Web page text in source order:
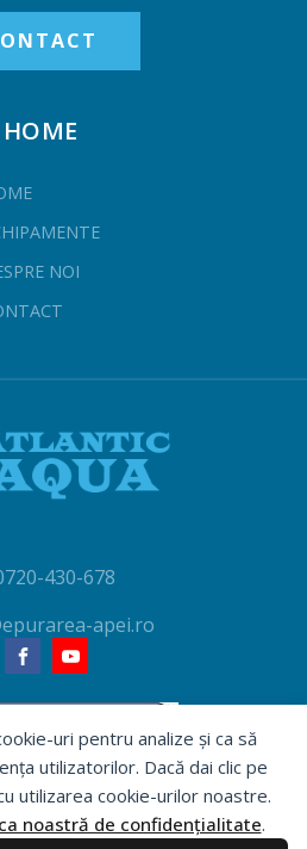
uri pentru analize și ca să
utilizatorilor. Dacă dai clic pe
utilizarea cookie-urilor noastre.
noastră de confidențialitate.
HOME
NOI
430-678
apei.ro